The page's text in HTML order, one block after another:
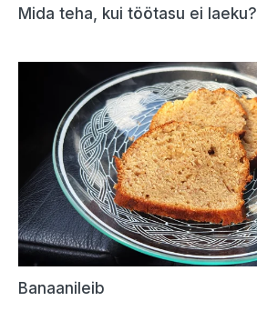
Mida teha, kui töötasu ei laeku?
Banaanileib